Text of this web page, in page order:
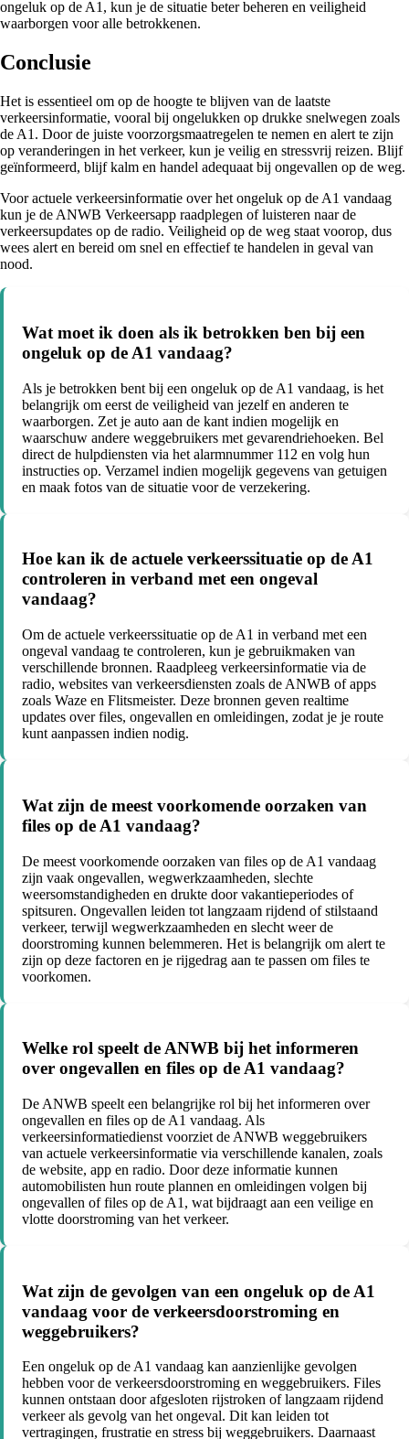
ongeluk op de A1, kun je de situatie beter beheren en veiligheid
waarborgen voor alle betrokkenen.
Conclusie
Het is essentieel om op de hoogte te blijven van de laatste
verkeersinformatie, vooral bij ongelukken op drukke snelwegen zoals
de A1. Door de juiste voorzorgsmaatregelen te nemen en alert te zijn
op veranderingen in het verkeer, kun je veilig en stressvrij reizen. Blijf
geïnformeerd, blijf kalm en handel adequaat bij ongevallen op de weg.
Voor actuele verkeersinformatie over het ongeluk op de A1 vandaag
kun je de ANWB Verkeersapp raadplegen of luisteren naar de
verkeersupdates op de radio. Veiligheid op de weg staat voorop, dus
wees alert en bereid om snel en effectief te handelen in geval van
nood.
Wat moet ik doen als ik betrokken ben bij een
ongeluk op de A1 vandaag?
Als je betrokken bent bij een ongeluk op de A1 vandaag, is het
belangrijk om eerst de veiligheid van jezelf en anderen te
waarborgen. Zet je auto aan de kant indien mogelijk en
waarschuw andere weggebruikers met gevarendriehoeken. Bel
direct de hulpdiensten via het alarmnummer 112 en volg hun
instructies op. Verzamel indien mogelijk gegevens van getuigen
en maak fotos van de situatie voor de verzekering.
Hoe kan ik de actuele verkeerssituatie op de A1
controleren in verband met een ongeval
vandaag?
Om de actuele verkeerssituatie op de A1 in verband met een
ongeval vandaag te controleren, kun je gebruikmaken van
verschillende bronnen. Raadpleeg verkeersinformatie via de
radio, websites van verkeersdiensten zoals de ANWB of apps
zoals Waze en Flitsmeister. Deze bronnen geven realtime
updates over files, ongevallen en omleidingen, zodat je je route
kunt aanpassen indien nodig.
Wat zijn de meest voorkomende oorzaken van
files op de A1 vandaag?
De meest voorkomende oorzaken van files op de A1 vandaag
zijn vaak ongevallen, wegwerkzaamheden, slechte
weersomstandigheden en drukte door vakantieperiodes of
spitsuren. Ongevallen leiden tot langzaam rijdend of stilstaand
verkeer, terwijl wegwerkzaamheden en slecht weer de
doorstroming kunnen belemmeren. Het is belangrijk om alert te
zijn op deze factoren en je rijgedrag aan te passen om files te
voorkomen.
Welke rol speelt de ANWB bij het informeren
over ongevallen en files op de A1 vandaag?
De ANWB speelt een belangrijke rol bij het informeren over
ongevallen en files op de A1 vandaag. Als
verkeersinformatiedienst voorziet de ANWB weggebruikers
van actuele verkeersinformatie via verschillende kanalen, zoals
de website, app en radio. Door deze informatie kunnen
automobilisten hun route plannen en omleidingen volgen bij
ongevallen of files op de A1, wat bijdraagt aan een veilige en
vlotte doorstroming van het verkeer.
Wat zijn de gevolgen van een ongeluk op de A1
vandaag voor de verkeersdoorstroming en
weggebruikers?
Een ongeluk op de A1 vandaag kan aanzienlijke gevolgen
hebben voor de verkeersdoorstroming en weggebruikers. Files
kunnen ontstaan door afgesloten rijstroken of langzaam rijdend
verkeer als gevolg van het ongeval. Dit kan leiden tot
vertragingen, frustratie en stress bij weggebruikers. Daarnaast